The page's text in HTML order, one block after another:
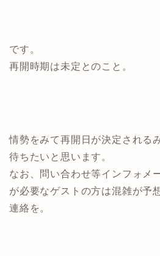
です。
再開時期は未定とのこと。
情勢をみて再開日が決定される
待ちたいと思います。
なお、問い合わせ等インフォメ
が必要なゲストの方は混雑が予
連絡を。